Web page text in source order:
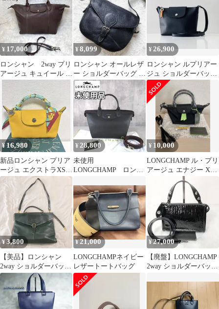
¥ 17,000
ロンシャン 2way プリ
アージュ キュイール シ
ョルダーバッグ レザー
茶色
¥8,099
ロンシャン オールレザ
ー ショルダーバッグ ロ
ゴ金具 エンボスロゴ 斜
め掛け
¥26,900
ロンシャン ルプリアー
ジュ ショルダーバッグ
S シティ
¥16,980
新品ロンシャン プリア
ージュ エクストラXS
レザーハニーマスター
ド スカーフ付
¥ 28,800
未使用
LONGCHAMP ロンシ
エリタージュ ブラッ
ク
¥ 10,000
LONGCHAMP ル・プリ
アージュ エナジー XS
ショルダーバッグ
¥3,800
【美品】ロンシャン
2way ショルダーバッグ
レザー ダークグリーン
¥21,000
LONGCHAMPネイビー
レザートートバッグ
¥27,000
【廃盤】LONGCHAMP
2way ショルダーバッグ